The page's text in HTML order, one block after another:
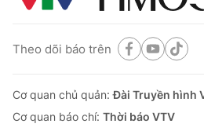
Theo dõi báo trên
Cơ quan chủ quản:Đài Truyền hình
Cơ quan báo chí: Thời báo VTV